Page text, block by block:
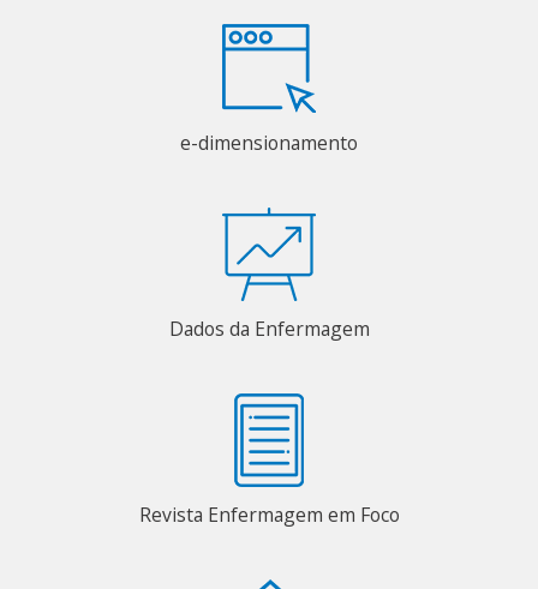
e-dimensionamento
Dados da Enfermagem
Revista Enfermagem em Foco